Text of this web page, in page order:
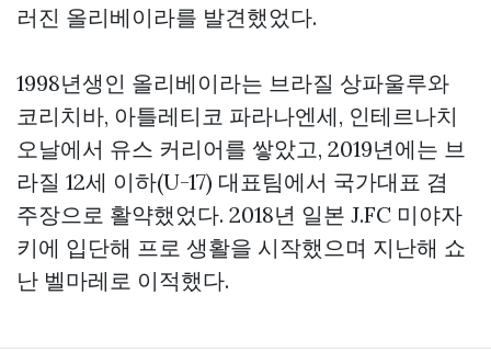
러진 올리베이라를 발견했었다.
1998년생인 올리베이라는 브라질 상파울루와
코리치바, 아틀레티코 파라나엔세, 인테르나치
오날에서 유스 커리어를 쌓았고, 2019년에는 브
라질 12세 이하(U-17) 대표팀에서 국가대표 겸
주장으로 활약했었다. 2018년 일본 J.FC 미야자
키에 입단해 프로 생활을 시작했으며 지난해 쇼
난 벨마레로 이적했다.